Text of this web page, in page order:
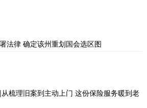
法律 确定该州重划国会选区图
梳理旧案到主动上门 这份保险服务暖到老